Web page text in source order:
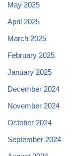
May 2025
April 2025
March 2025
February 2025
January 2025
December 2024
November 2024
October 2024
September 2024